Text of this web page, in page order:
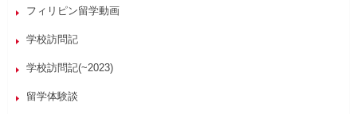
フィリピン留学動画
学校訪問記
学校訪問記(~2023)
留学体験談